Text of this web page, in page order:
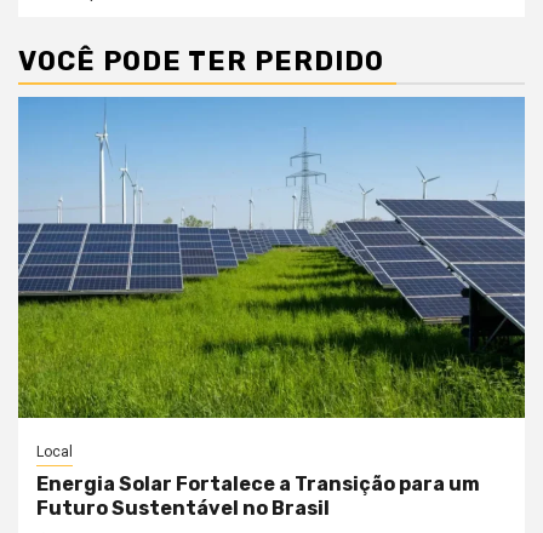
VOCÊ PODE TER PERDIDO
Local
Energia Solar Fortalece a Transição para um
Futuro Sustentável no Brasil